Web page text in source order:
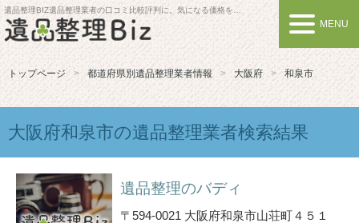
遺品整理BIZ遺品整理業者の口コミ比較評判に。気になる価格を比較しよう
MENU
トップページ 都道府県別遺品整理業者情報 大阪府 和泉市
大阪府和泉市の遺品整理業者検索結果
遺品整理のバディ
〒594-0021 大阪府和泉市山荘町４５１